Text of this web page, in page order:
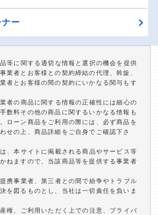
ー
等に関する適切な情報と選択の機会を提供
業者とお客様との契約締結の代理、斡旋、
者とお客様の間の契約にいかなる関与もす
者の商品に関する情報の正確性には細心の
数料その他の商品に関するいかなる情報も
ローン商品をご利用の際には、必ず商品を
せの上、商品詳細をご自身でご確認下さ
、本サイトに掲載される商品やサービス等
ねますので、当該商品等を提供する事業者
携事業者、第三者との間で紛争やトラブル
を図るものとし、当社は一切責任を負いま
権、ご利用いただく上での注意、プライバ